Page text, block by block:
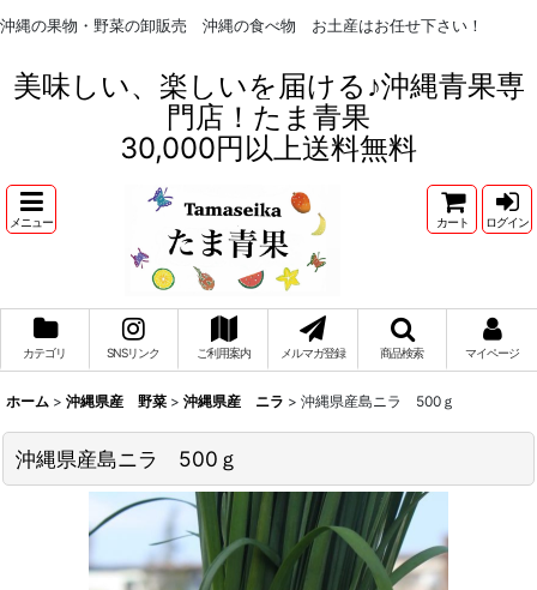
沖縄の果物・野菜の卸販売 沖縄の食べ物 お土産はお任せ下さい！
美味しい、楽しいを届ける♪沖縄青果専
門店！たま青果
30,000円以上送料無料
メニュー カート ログイン
カテゴリ SNSリンク ご利用案内 メルマガ登録 商品検索 マイページ
ホーム > 沖縄県産 野菜 > 沖縄県産 ニラ > 沖縄県産島ニラ 500ｇ
沖縄県産島ニラ 500ｇ